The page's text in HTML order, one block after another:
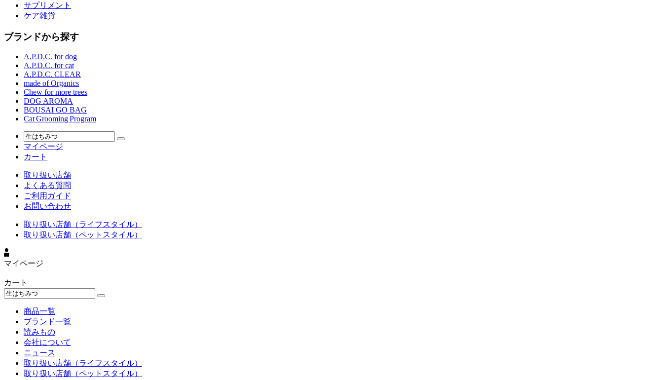
サプリメント
ケア雑貨
ブランドから探す
A.P.D.C. for dog
A.P.D.C. for cat
A.P.D.C. CLEAR
made of Organics
Chew for more trees
DOG AROMA
BOUSAI GO BAG
Cat Grooming Program
マイページ
カート
取り扱い店舗
よくある質問
ご利用ガイド
お問い合わせ
取り扱い店舗（ライフスタイル）
取り扱い店舗（ペットスタイル）
マイページ
カート
商品一覧
ブランド一覧
読みもの
会社について
ニュース
取り扱い店舗（ライフスタイル）
取り扱い店舗（ペットスタイル）